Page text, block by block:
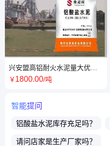
兴安盟高铝耐火水泥量大优惠
昊耐耐火水泥
￥1800.00/吨
智能提问
铝酸盐水泥库存充足吗？
请问店家是生产厂家吗？